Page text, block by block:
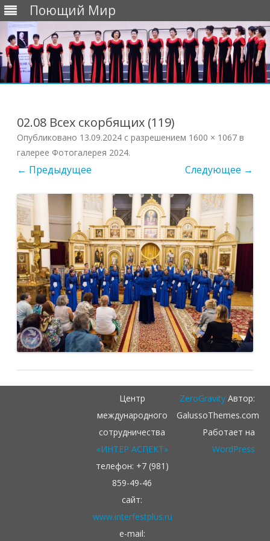
Поющий Мир
02.08 Всех скорбящих (119)
Опубликовано 13.09.2024 с разрешением 1600 × 1067 в
галерее Фотогалерея 2024.
← Предыдущее Следующее →
Центр
международного
сотрудничества
«ИНТЕР АСПЕКТ»
телефон: +7 (981)
859-49-46
сайт:
www.interfestplus.ru
e-mail:
ZeroGravityАвтор:
GalussoThemes.com
Работает на
WordPress